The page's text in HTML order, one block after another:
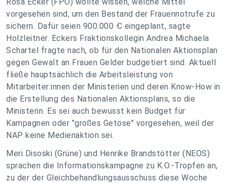
vorgesehen sind, um den Bestand der Frauennotrufe zu
sichern. Dafür seien 900.000 Ꞓ eingeplant, sagte
Holzleitner. Eckers Fraktionskollegin Andrea Michaela
Schartel fragte nach, ob für den Nationalen Aktionsplan
gegen Gewalt an Frauen Gelder budgetiert sind. Aktuell
fließe hauptsächlich die Arbeitsleistung von
Mitarbeiter:innen der Ministerien und deren Know-How in
die Erstellung des Nationalen Aktionsplans, so die
Ministerin. Es sei auch bewusst kein Budget für
Kampagnen oder "großes Getöse" vorgesehen, weil der
NAP keine Medienaktion sei.
Meri Disoski (Grüne) und Henrike Brandstötter (NEOS)
sprachen die Informationskampagne zu K.O.-Tropfen an,
zu der der Gleichbehandlungsausschuss diese Woche